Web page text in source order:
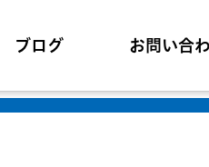
ブログ お問い合